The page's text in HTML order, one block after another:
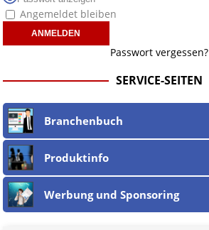
Angemeldet bleiben
Passwort vergessen?
SERVICE-SEITEN
Branchenbuch
Produktinfo
Werbung und Sponsoring